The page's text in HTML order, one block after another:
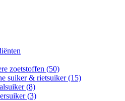
zoetstoffen (50)
suiker & rietsuiker (15)
(8)
(3)